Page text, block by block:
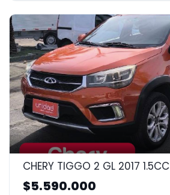
CHERY TIGGO 2 GL 2017 1.5CC
$5.590.000